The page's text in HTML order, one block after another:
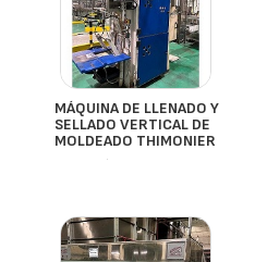
MÁQUINA DE LLENADO Y
SELLADO VERTICAL DE
MOLDEADO THIMONIER
- España